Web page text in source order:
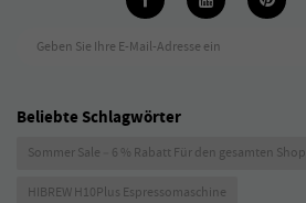
Geben Sie Ihre E-Mail-Adresse ein
Beliebte Schlagwörter
Sommer Sale – 6 % Rabatt Für den gesamten Shop
HIBREW H10Plus Espressomaschine